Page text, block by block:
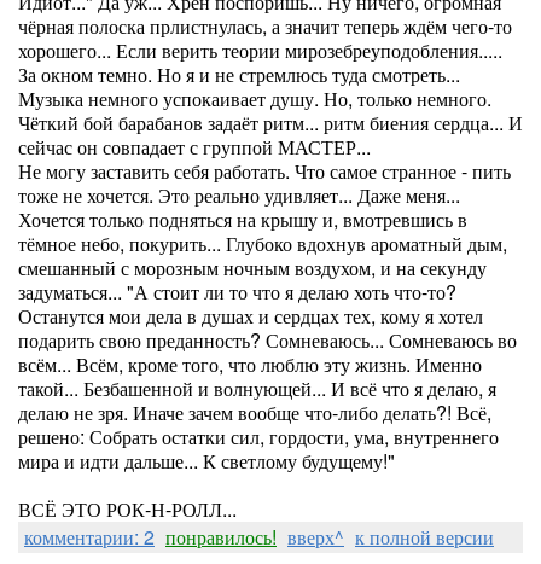
чёрная полоска прлистнулась, а значит теперь ждём чего-то
хорошего... Если верить теории мирозебреуподобления.....
За окном темно. Но я и не стремлюсь туда смотреть...
Музыка немного успокаивает душу. Но, только немного.
Чёткий бой барабанов задаёт ритм... ритм биения сердца... И
сейчас он совпадает с группой МАСТЕР...
Не могу заставить себя работать. Что самое странное - пить
тоже не хочется. Это реально удивляет... Даже меня...
Хочется только подняться на крышу и, вмотревшись в
тёмное небо, покурить... Глубоко вдохнув ароматный дым,
смешанный с морозным ночным воздухом, и на секунду
задуматься... "А стоит ли то что я делаю хоть что-то?
Останутся мои дела в душах и сердцах тех, кому я хотел
подарить свою преданность? Сомневаюсь... Сомневаюсь во
всём... Всём, кроме того, что люблю эту жизнь. Именно
такой... Безбашенной и волнующей... И всё что я делаю, я
делаю не зря. Иначе зачем вообще что-либо делать?! Всё,
решено: Собрать остатки сил, гордости, ума, внутреннего
мира и идти дальше... К светлому будущему!"
ВСЁ ЭТО РОК-Н-РОЛЛ...
комментарии: 2 понравилось! вверх^ к полной версии